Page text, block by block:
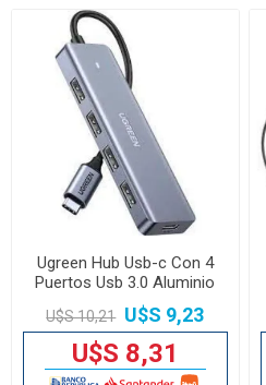
Ugreen Hub Usb-c Con 4
Puertos Usb 3.0 Aluminio
U$S 10,21 U$S 9,23
U$S 8,31